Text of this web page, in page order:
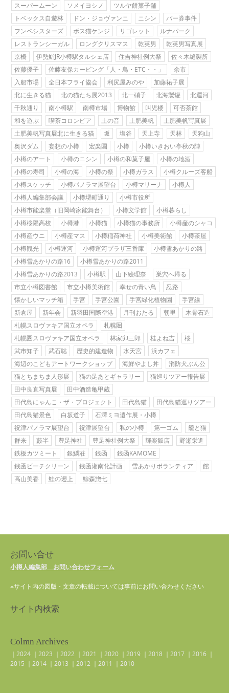
スーパームーン
ソメイヨシノ
ツルヤ餅菓子舗
トベックス自遊林
ドン・ジョヴァンニ ニシン
パー券事件
フンペシスターズ
ボス猫ケンジ リゴレット
ルナパーク
レストランシーガル
ロングクリスマス 乾英男
乾英男写真展
京橋
伊勢鮨JR小樽駅タルシェ店 住吉神社例大祭
佐々木縫製所
佐藤優子
佐藤友保カービング「人・鳥・ETC・・」
余市
入船市場
全日本フライ協会 利尻屋みのや
加藤祐子展
北に生きる猫
北の猫たち展2013 北一硝子 北海製罐
北運河
千秋通り
南小樽駅 南樽市場 博物館 叫児楼
可否茶館
和を遊ぶ
喫茶コロンビア 土の音 土肥美帆
土肥美帆写真展
土肥美帆写真展北に生きる猫
坂 塩谷 天上寺 天林
天狗山
奥沢ダム
妄想の小樽 宏楽園 小樽
小樽いきおい亭秋の陣
小樽のアート
小樽のニシン 小樽の和菓子屋
小樽の地酒
小樽の寿司
小樽の海 小樽の祭 小樽ガラス
小樽クルーズ客船
小樽スケッチ
小樽パノラマ展望台 小樽マリーナ
小樽人
小樽人編集部会議
小樽堺町通り
小樽市役所
小樽市能楽堂（旧岡崎家能舞台）
小樽文学館
小樽暮らし
小樽桜陽高校
小樽港 小樽猫 小樽猫の事務所
小樽産のシャコ
小樽産ウニ
小樽産マス 小樽稲荷神社 小樽美術館
小樽茶屋
小樽観光
小樽運河 小樽運河プラザ三番庫
小樽雪あかりの路
小樽雪あかりの路16
小樽雪あかりの路2011
小樽雪あかりの路2013
小樽駅 山下絵理奈
巣穴へ帰る
市立小樽図書館
市立小樽美術館 幸せの青い鳥
忍路
懐かしいマッチ箱
手宮 手宮公園 手宮緑化植物園
手宮線
新倉屋
新年会 新羽田国際空港 月刊おたる 朝里
木骨石造
札幌スロヴァキア国立オペラ
札幌圏
札幌圏スロヴァキア国立オペラ
林家卯三郎 桂よね吉
桜
武市知子
武石聡 歴史的建造物 水天宮
浜カフェ
海辺のこどもアートワークショップ
海鮮やよし丼
消防犬ぶん公
猫とちまちま人形展
猫の足あとギャラリー
猫巡りツアー報告展
田中良直写真展
田中酒造亀甲蔵
田代島にゃんこ・ザ・プロジェクト
田代島猫
田代島猫巡りツアー
田代島猫景色
白坂道子
石澤ミヨ遺作展・小樽
祝津パノラマ展望台
祝津展望台 私の小樽 第一ゴム
籠と猫
群来
藪半 豊足神社 豊足神社例大祭 輝楽飯店
野瀬栄進
鉄板カツミート
銀鱗荘 銭函
銭函KAMOME
銭函ビーチクリーン
銭函湘南化計画 雪あかりボランティア
館
高山美香
鮭の遡上 鯨森惣七
お問い合せ
小樽人編集部 お問い合わせフォーム
※サイト内の図版・文章の転載については事前にお問い合わせください
サイト内検索
Colmn Archives
｜ 2024 ｜ 2023 ｜ 2022 ｜ 2021 ｜ 2020 ｜ 2019 ｜ 2018 ｜ 2017 ｜ 2016 ｜
2015 ｜ 2014 ｜ 2013 ｜ 2012 ｜ 2011 ｜ 2010